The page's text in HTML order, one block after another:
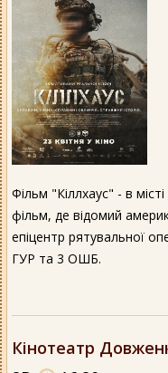
Фільм "Кіллхаус" - в
фільм, де відомий
епіцентр рятувальної
ГУР та 3 ОШБ.
Кінотеатр